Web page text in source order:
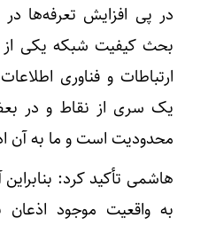
در پی افزایش تعرفه‌ها
بحث کیفیت شبکه یکی از
ارتباطات و فناوری
یک سری از نقاط و در
محدودیت است و ما به آن
هاشمی تأکید کرد: بنابراین
به واقعیت موجود اذعان